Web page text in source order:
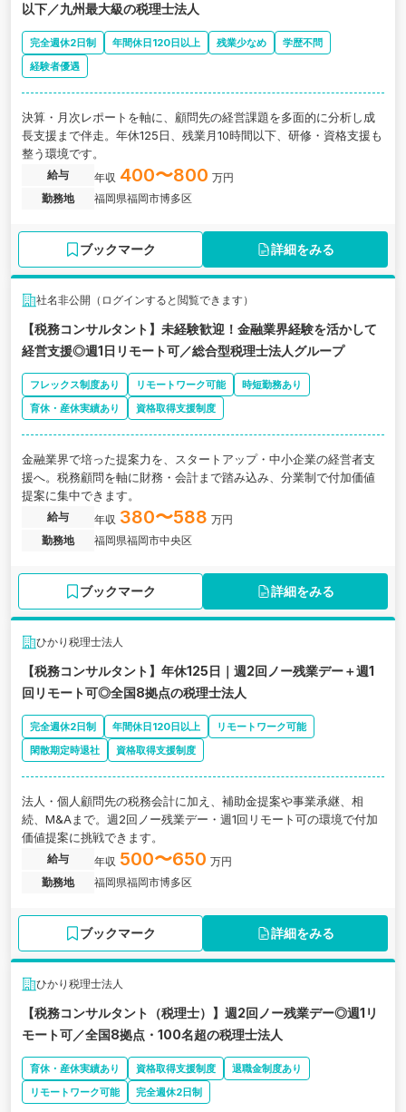
以下／九州最大級の税理士法人
完全週休2日制 年間休日120日以上 残業少なめ
学歴不問
経験者優遇
決算・月次レポートを軸に、顧問先の経営課題を多面的に分析し成
長支援まで伴走。年休125日、残業月10時間以下、研修・資格支援も
整う環境です。
給与 年収 400〜800 万円
勤務地
福岡県福岡市博多区
ブックマーク 詳細をみる
社名非公開（ログインすると閲覧できます）
【税務コンサルタント】未経験歓迎！金融業界経験を活かして
経営支援◎週1日リモート可／総合型税理士法人グループ
フレックス制度あり リモートワーク可能
時短勤務あり
育休・産休実績あり
資格取得支援制度
金融業界で培った提案力を、スタートアップ・中小企業の経営者支
援へ。税務顧問を軸に財務・会計まで踏み込み、分業制で付加価値
提案に集中できます。
給与 年収 380〜588 万円
勤務地
福岡県福岡市中央区
ブックマーク 詳細をみる
ひかり税理士法人
【税務コンサルタント】年休125日｜週2回ノー残業デー＋週1
回リモート可◎全国8拠点の税理士法人
完全週休2日制 年間休日120日以上
リモートワーク可能
閑散期定時退社
資格取得支援制度
法人・個人顧問先の税務会計に加え、補助金提案や事業承継、相
続、M&Aまで。週2回ノー残業デー・週1回リモート可の環境で付加
価値提案に挑戦できます。
給与 年収 500〜650 万円
勤務地
福岡県福岡市博多区
ブックマーク 詳細をみる
ひかり税理士法人
【税務コンサルタント（税理士）】週2回ノー残業デー◎週1リ
モート可／全国8拠点・100名超の税理士法人
育休・産休実績あり 資格取得支援制度
退職金制度あり
リモートワーク可能
完全週休2日制